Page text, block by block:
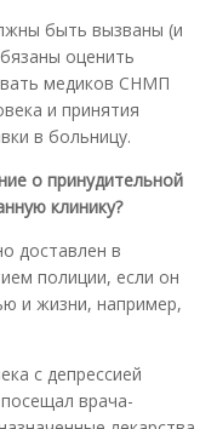
быть вызваны (и
оценить
медиков СНМП
и принятия
в больницу.
о принудительной
клинику?
доставлен в
полиции, если он
и жизни, например,
с депрессией
врача-